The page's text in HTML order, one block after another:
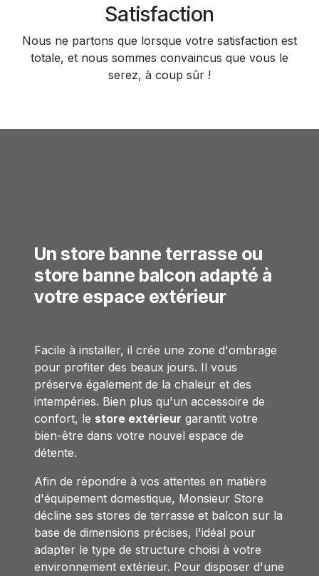
Satisfaction
Nous ne partons que lorsque votre satisfaction est
totale, et nous sommes convaincus que vous le
serez, à coup sûr !
Un store banne terrasse ou
store banne balcon adapté à
votre espace extérieur
Facile à installer, il crée une zone d'ombrage
pour profiter des beaux jours. Il vous
préserve également de la chaleur et des
intempéries. Bien plus qu'un accessoire de
confort, le store extérieur garantit votre
bien-être dans votre nouvel espace de
détente.
Afin de répondre à vos attentes en matière
d'équipement domestique, Monsieur Store
décline ses stores de terrasse et balcon sur la
base de dimensions précises, l'idéal pour
adapter le type de structure choisi à votre
environnement extérieur. Pour disposer d'une